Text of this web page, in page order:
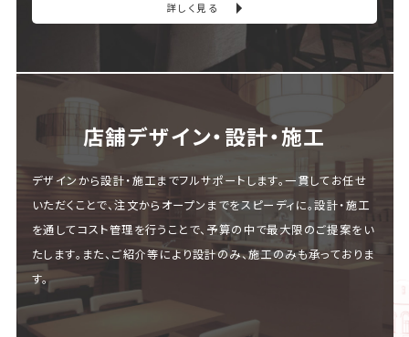
詳しく見る
店舗デザイン・設計・施⼯
デザインから設計・施工までフルサポートします。一貫してお任せ
いただくことで、注文からオープンまでをスピーディに。設計・施工
を通してコスト管理を行うことで、予算の中で最大限のご提案をい
たします。また、ご紹介等により設計のみ、施工のみも承っておりま
す。